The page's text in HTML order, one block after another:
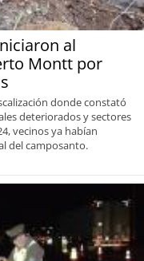
al
Montt por
donde constató
deteriorados y sectores
vecinos ya habían
del camposanto.